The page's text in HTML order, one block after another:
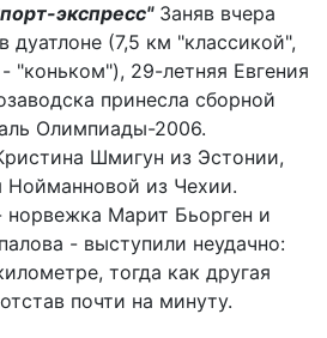
экспресс"Заняв вчера
дуатлоне (7,5 км "классикой",
"коньком"), 29-летняя Евгения
принесла сборной
Олимпиады-2006.
Шмигун из Эстонии,
Нойманновой из Чехии.
Марит Бьорген и
- выступили неудачно:
тогда как другая
почти на минуту.